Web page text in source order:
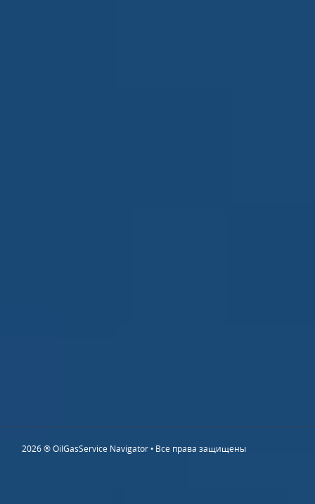
2026 ® OilGasService Navigator • Все права защищены